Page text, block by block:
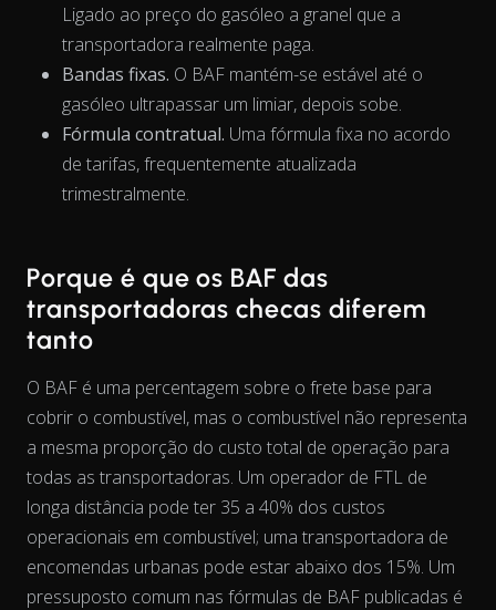
The chart has 1 X axis displaying Time. Data ranges from
Ligado ao preço do gasóleo a granel que a
transportadora realmente paga.
Bandas fixas. O BAF mantém-se estável até o
gasóleo ultrapassar um limiar, depois sobe.
Fórmula contratual. Uma fórmula fixa no acordo
de tarifas, frequentemente atualizada
trimestralmente.
Porque é que os BAF das
transportadoras checas diferem
tanto
O BAF é uma percentagem sobre o frete base para
cobrir o combustível, mas o combustível não representa
a mesma proporção do custo total de operação para
todas as transportadoras. Um operador de FTL de
longa distância pode ter 35 a 40% dos custos
operacionais em combustível; uma transportadora de
encomendas urbanas pode estar abaixo dos 15%. Um
pressuposto comum nas fórmulas de BAF publicadas é